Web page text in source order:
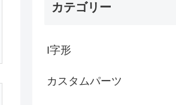
カテゴリー
I字形
カスタムパーツ